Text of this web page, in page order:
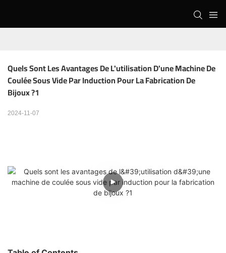
Quels Sont Les Avantages De L'utilisation D'une Machine De
Coulée Sous Vide Par Induction Pour La Fabrication De
Bijoux ?1
2024-11-07